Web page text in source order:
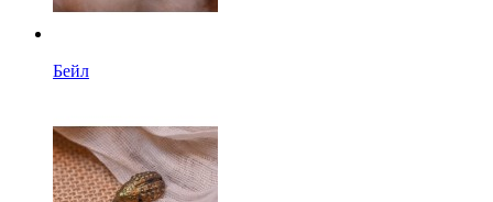
Бейл